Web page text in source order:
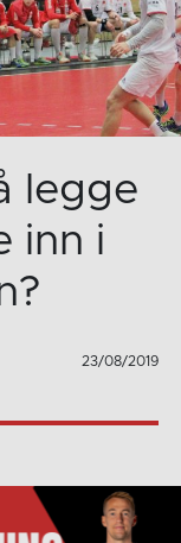
legge
inn i
23/08/2019